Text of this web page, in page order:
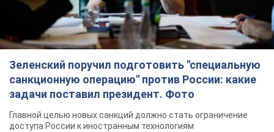
Зеленский поручил подготовить "специальную
санкционную операцию" против России: какие
задачи поставил президент. Фото
Главной целью новых санкций должно стать ограничение
доступа России к иностранным технологиям